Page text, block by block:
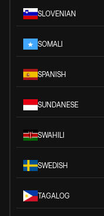
SLOVENIAN
SOMALI
SPANISH
SUNDANESE
SWAHILI
SWEDISH
TAGALOG